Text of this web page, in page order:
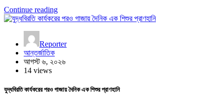
Continue reading
Reporter
আন্তর্জাতিক
আগস্ট ৬, ২০২৬
14 views
যুদ্ধবিরতি কার্যকরের পরও গাজায় দৈনিক এক শিশুর প্রাণহানি